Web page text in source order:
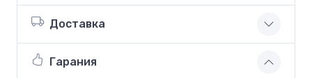
Доставка
Гарания